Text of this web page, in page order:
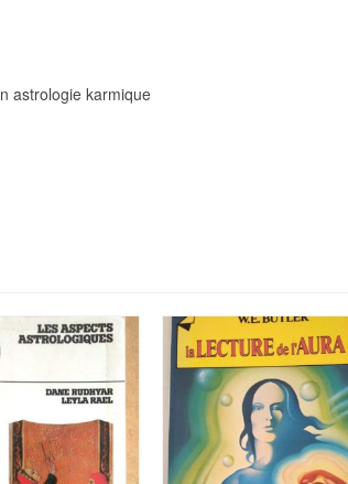
astrologie karmique